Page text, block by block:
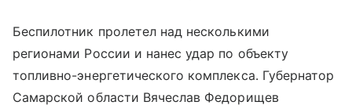
Беспилотник пролетел над несколькими
регионами России и нанес удар по объекту
топливно-энергетического комплекса. Губернатор
Самарской области Вячеслав Федорищев